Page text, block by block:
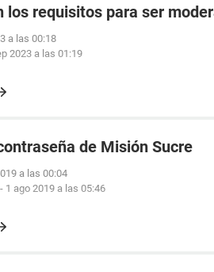
los requisitos para ser
a las 00:18
2023 a las 01:19
de Misión Sucre
a las 00:04
- 1 ago 2019 a las 05:46